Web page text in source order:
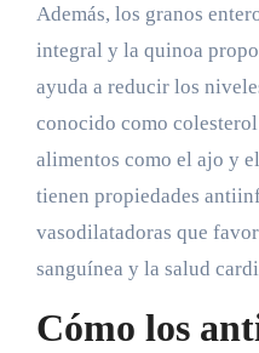
Además, los granos
integral y la quinoa
ayuda a reducir los
conocido como
alimentos como el ajo y
tienen propiedades
vasodilatadoras que
sanguínea y la salud
Cómo los